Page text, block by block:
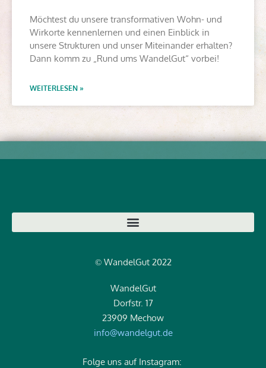
Möchtest du unsere transformativen Wohn- und
Wirkorte kennenlernen und einen Einblick in
unsere Strukturen und unser Miteinander erhalten?
Dann komm zu „Rund ums WandelGut“ vorbei!
WEITERLESEN »
© WandelGut 2022
WandelGut
Dorfstr. 17
23909 Mechow
info@wandelgut.de
Folge uns auf Instagram: